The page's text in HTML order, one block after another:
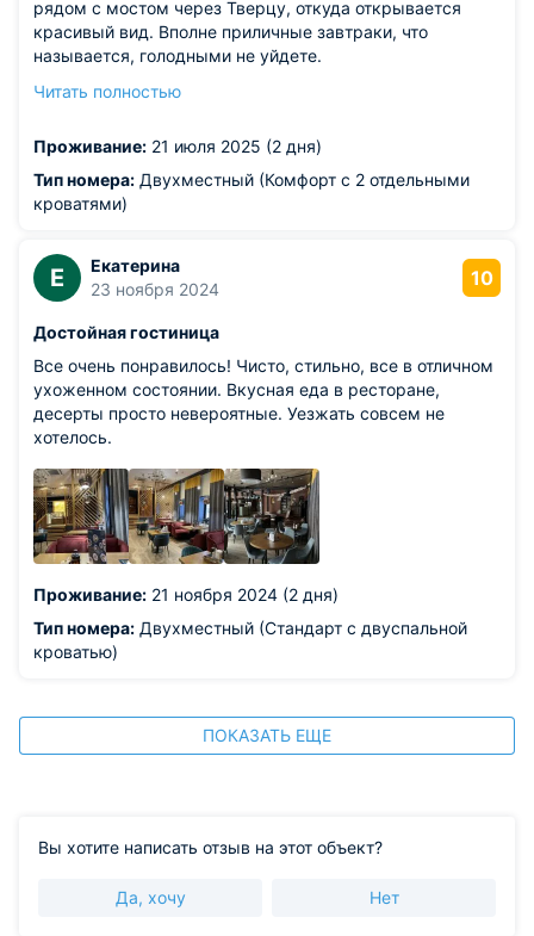
рядом с мостом через Тверцу, откуда открывается
красивый вид. Вполне приличные завтраки, что
называется, голодными не уйдете.
ключ меняли раз шесть. Срабатывал он максимум три
администратор меняла ключи сразу же, то вторая была
крайне недовольна и высказала претензии, что мы его
размагнитили (6 раз подряд?!). Вайфай в номере (103)
еще работать и работать. Парковка у отеля и ресторана
заполнена как правило, приходилось все время искать
цены как раз столичные и выше.
Читать полностью
Проживание: 21 июля 2025 (2 дня)
Тип номера: Двухместный (Комфорт с 2 отдельными
кроватями)
Е
Екатерина
23 ноября 2024
10
Достойная гостиница
Все очень понравилось! Чисто, стильно, все в отличном
ухоженном состоянии. Вкусная еда в ресторане,
десерты просто невероятные. Уезжать совсем не
хотелось.
Проживание: 21 ноября 2024 (2 дня)
Тип номера: Двухместный (Стандарт с двуспальной
кроватью)
ПОКАЗАТЬ ЕЩЕ
Вы хотите написать отзыв на этот объект?
Да, хочу Нет